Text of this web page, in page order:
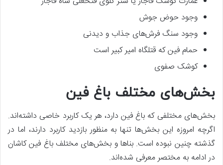
وجود حوض جوش
وجود سنگ فرش‌های جذاب و دیدنی
حمام فین که قتلگاه امیر کبیر است
کوشک صفوی
بخش‌های مختلف باغ فین
بخش‌های مختلفی که باغ فین دارد، هر یک کاربرد خاصی داشته‌اند.
اگرچه امروزه این بخش‌ها تنها به منظور بازدید کاربرد دارند، اما در
گذشته چنین نبوده است. بناها و بخش‌های مختلف باغ فین کاشان
در ادامه به مختصر معرفی شده‌اند.